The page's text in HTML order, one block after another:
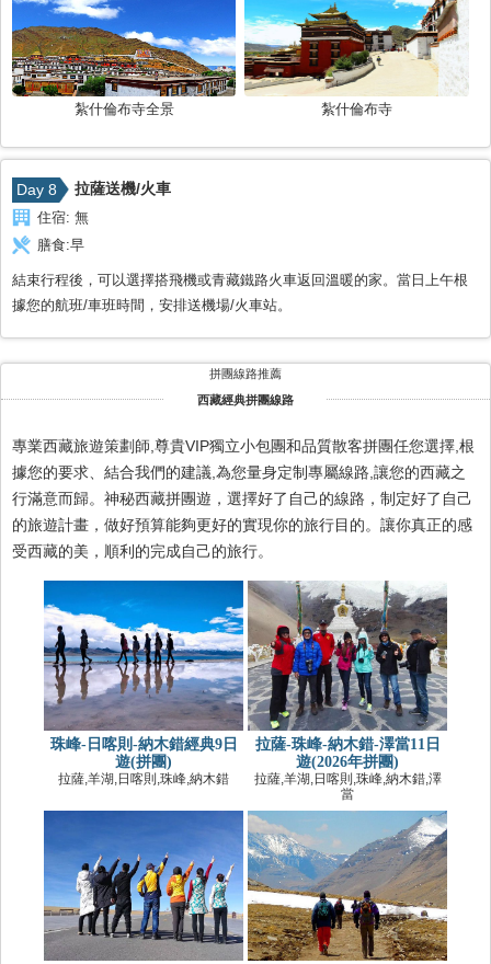
紮什倫布寺全景 紮什倫布寺
Day 8 拉薩送機/火車
住宿: 無
膳食:早
結束行程後，可以選擇搭飛機或青藏鐵路火車返回溫暖的家。當日上午根
據您的航班/車班時間，安排送機場/火車站。
拼團線路推薦
西藏經典拼團線路
專業西藏旅遊策劃師,尊貴VIP獨立小包團和品質散客拼團任您選擇,根
據您的要求、結合我們的建議,為您量身定制專屬線路,讓您的西藏之
行滿意而歸。神秘西藏拼團遊，選擇好了自己的線路，制定好了自己
的旅遊計畫，做好預算能夠更好的實現你的旅行目的。讓你真正的感
受西藏的美，順利的完成自己的旅行。
珠峰-日喀則-納木錯經典9日
遊(拼團)
拉薩,羊湖,日喀則,珠峰,納木錯
拉薩-珠峰-納木錯-澤當11日
遊(2026年拼團)
拉薩,羊湖,日喀則,珠峰,納木錯,澤
當